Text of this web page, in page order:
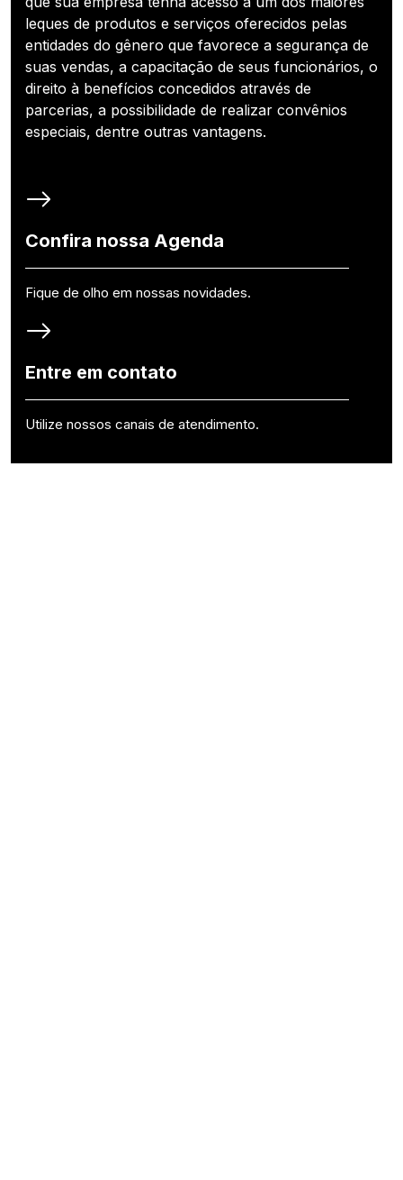
leques de produtos e serviços oferecidos pelas
entidades do gênero que favorece a segurança de
suas vendas, a capacitação de seus funcionários, o
direito à benefícios concedidos através de
parcerias, a possibilidade de realizar convênios
especiais, dentre outras vantagens.
Confira nossa Agenda
Fique de olho em nossas novidades.
Entre em contato
Utilize nossos canais de atendimento.